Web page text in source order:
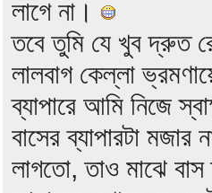
লাগে না।
তবে তুমি যে খুব দ্রুত
লালবাগ কেল্লা
ব্যাপারে আমি নিজে
বাসের ব্যাপারটা মজার
লাগতো, তাও মাঝে